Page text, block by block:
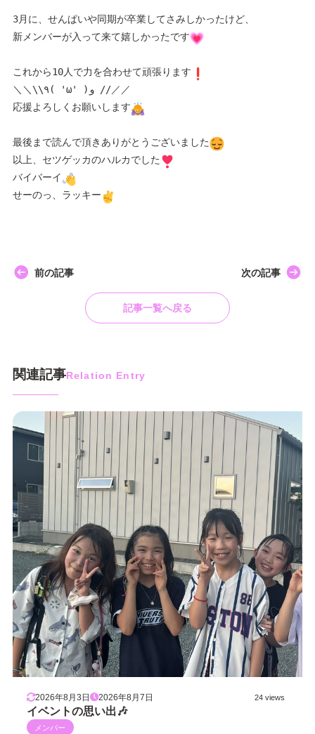
3月に、せんぱいや同期が卒業してさみしかったけど、
新メンバーが入って来て嬉しかったです
これから10人で力を合わせて頑張ります
＼＼\\٩( 'ω' )و //／／
応援よろしくお願いします
最後まで読んで頂きありがとうございました
以上、セツゲッカのハルカでした
バイバーイ
せーのっ、ラッキー
前の記事
記事一覧へ戻る
次の記事
関連記事Relation Entry
2026年8月3日 2026年8月7日 24 views
イベントの思い出🎶
メンバー